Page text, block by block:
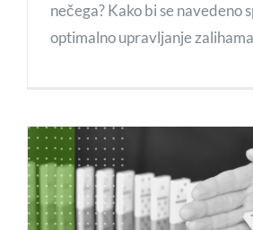
nečega? Kako bi se navedeno
optimalno upravljanje